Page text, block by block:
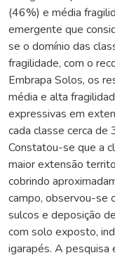
(46%) e média
emergente que
se o domínio das
fragilidade, com o
Embrapa Solos, os
média e alta
expressivas em
cada classe cerca
Constatou-se que a
maior extensão
cobrindo
campo, observou-se
sulcos e deposição
com solo exposto,
igarapés. A pesquisa